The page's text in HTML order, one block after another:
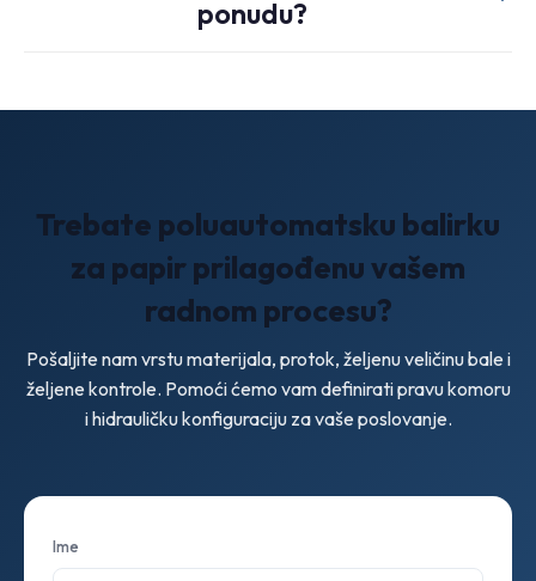
put baliranja s nižim ulaganjima.
ponudu?
Trebate poluautomatsku balirku
za papir prilagođenu vašem
radnom procesu?
Pošaljite nam vrstu materijala, protok, željenu veličinu bale i
željene kontrole. Pomoći ćemo vam definirati pravu komoru
i hidrauličku konfiguraciju za vaše poslovanje.
Ime